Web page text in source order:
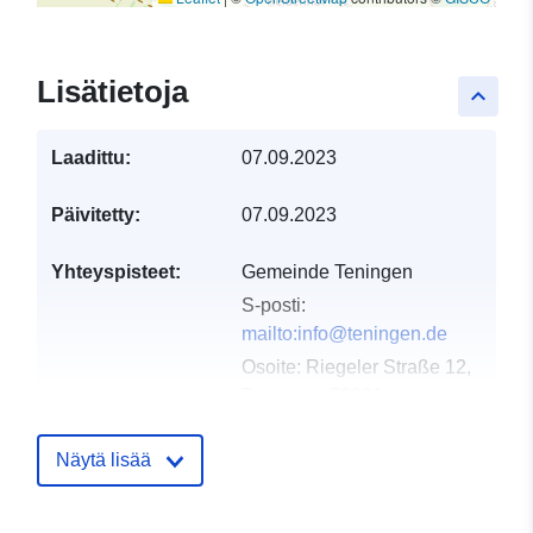
keyboard_arrow_up
Lisätietoja
Laadittu: 07.09.2023
Päivitetty: 07.09.2023
Yhteyspisteet:
Gemeinde Teningen
S-posti:
mailto:info@teningen.de
Osoite: Riegeler Straße 12,
Näytä lisää